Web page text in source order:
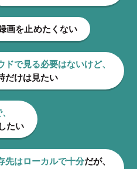
画を止めたくない
で見る必要はないけど、
だけは見たい
たい
先はローカルで十分だが、